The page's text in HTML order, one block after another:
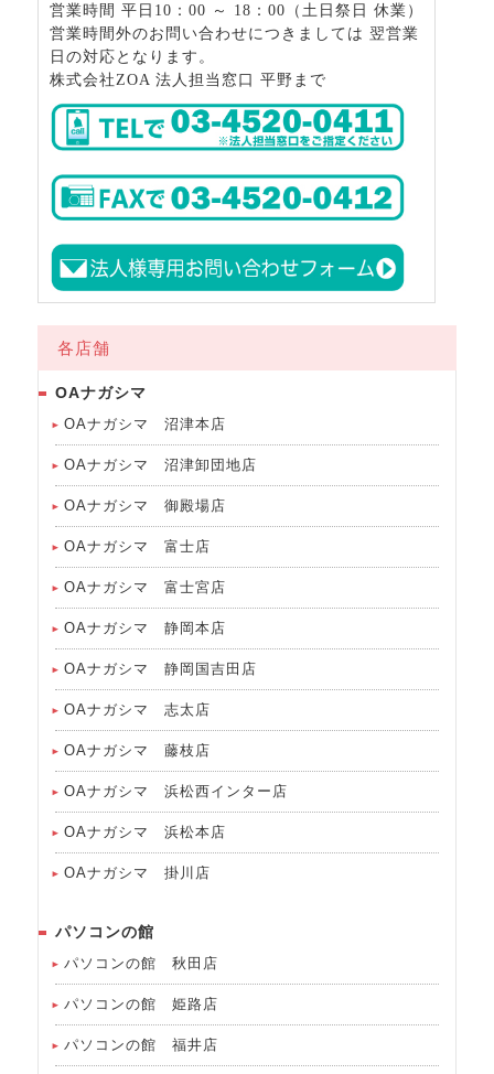
営業時間 平日10：00 ～ 18：00（土日祭日 休業）
営業時間外のお問い合わせにつきましては 翌営業
日の対応となります。
株式会社ZOA 法人担当窓口 平野まで
各店舗
OAナガシマ
OAナガシマ 沼津本店
OAナガシマ 沼津卸団地店
OAナガシマ 御殿場店
OAナガシマ 富士店
OAナガシマ 富士宮店
OAナガシマ 静岡本店
OAナガシマ 静岡国吉田店
OAナガシマ 志太店
OAナガシマ 藤枝店
OAナガシマ 浜松西インター店
OAナガシマ 浜松本店
OAナガシマ 掛川店
パソコンの館
パソコンの館 秋田店
パソコンの館 姫路店
パソコンの館 福井店